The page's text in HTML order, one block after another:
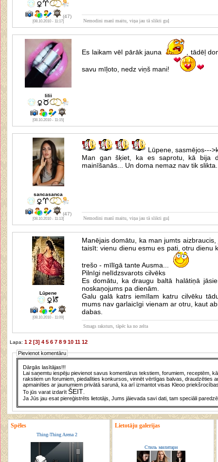
(47)
[08.10.2010 - 11:17] Nemodini manī maitu, viņa jau tā slikti guļ
lilii
[08.10.2010 - 11:15]
Es laikam vēl pārāk jauna , tādēļ
savu mīļoto, nedz viņš mani!
sancasanca
(47)
[08.10.2010 - 11:13]
Lūpene, sasmējos---
Man gan šķiet, ka es saprotu, kā bija
mainīšanās... Un doma nemaz nav tik slikta.
Nemodini manī maitu, viņa jau tā slikti guļ
Lūpene
[08.10.2010 - 11:09]
Manējais domātu, ka man jumts
taisīt: vienu dienu esmu es pati, otru dienu
trešo - mīlīgā tante Ausma...
Pilnīgi nelīdzsvarots cilvēks
Es domātu, ka draugu baltā halātiņā
noskaņojums pa dienām.
Galu galā katrs iemīlam katru cilvēku
mums nav garlaicīgi vienam ar otru, kaut
dabas.
Smags raksturs, tāpēc ka no zelta
Lapa: 1 2 [3] 4 5 6 7 8 9 10 11 12
Pievienot komentāru
Dārgās lasītājas!!!
Lai saņemtu iespēju pievienot savus komentārus tekstiem, forumiem, receptēm,
rakstiem un forumiem, piedalīties konkursos, vinnēt vērtīgas balvas, draudzēties
apmainīties ar jaunumiem privātā sarunā, ka arī izmantot visas Kleoo
To jūs varat izdarītŠEIT
Ja Jūs jau esat piereģistrēts lietotājs, Jums jāievada savi dati, tam speciāli
Spēles
Thing-Thing Arena 2
Lietotāju galerijas
Стиль милитари